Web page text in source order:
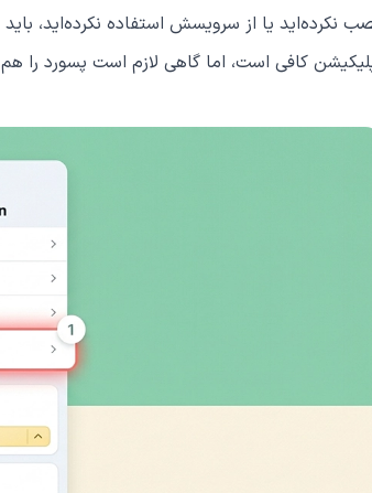
نکرده‌اید یا از سرویسش استفاده نکرده‌اید،
کافی است، اما گاهی لازم است پسورد را